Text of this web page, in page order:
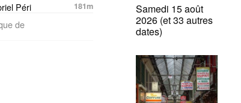
Péri
181m
de
Samedi 15 août
2026 (et 33 autres
dates)